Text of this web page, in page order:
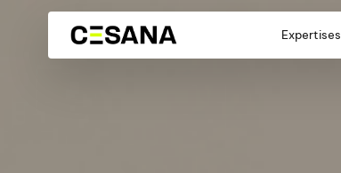
Expertises